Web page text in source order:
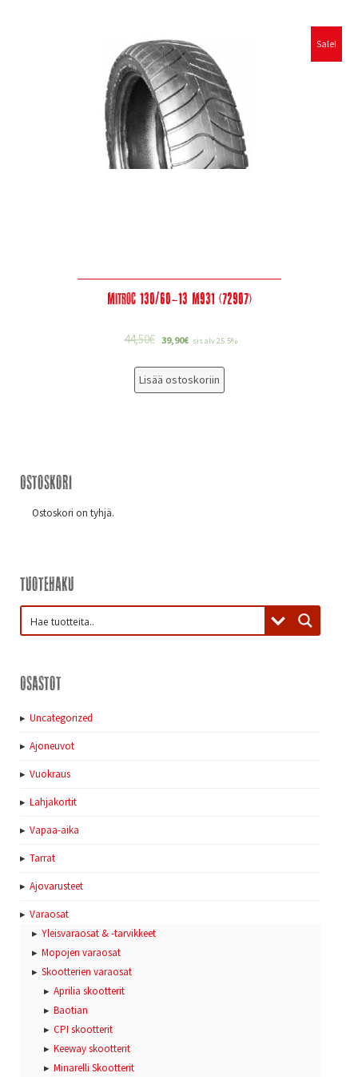
Sale!
Mitroc 130/60-13 M931 (72907)
44,50€ 39,90€ sis alv 25.5%
Lisää ostoskoriin
Ostoskori
Ostoskori on tyhjä.
Tuotehaku
Osastot
Uncategorized
Ajoneuvot
Vuokraus
Lahjakortit
Vapaa-aika
Tarrat
Ajovarusteet
Varaosat
Yleisvaraosat & -tarvikkeet
Mopojen varaosat
Skootterien varaosat
Aprilia skootterit
Baotian
CPI skootterit
Keeway skootterit
Minarelli Skootterit